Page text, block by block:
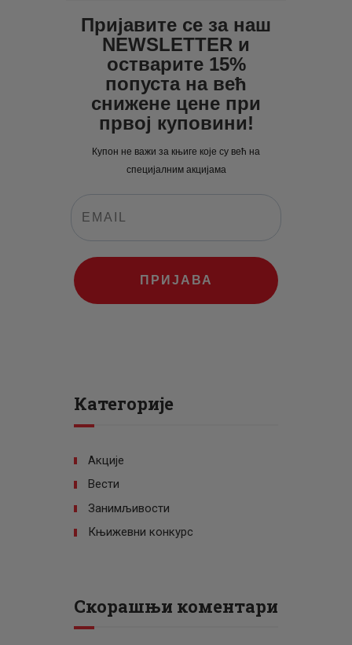
Пријавите се за наш
NEWSLETTER и
остварите 15%
попуста на већ
снижене цене при
првој куповини!
Купон не важи за књиге које су већ на
специјалним акцијама
ПРИЈАВА
Категорије
Акције
Вести
Занимљивости
Књижевни конкурс
Скорашњи коментари